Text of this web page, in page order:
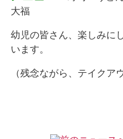
大福
幼児の皆さん、楽しみに
います。
（残念ながら、テイクア